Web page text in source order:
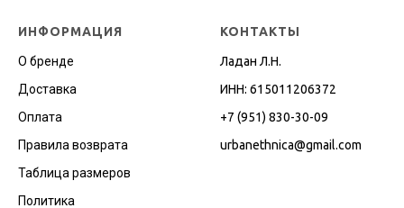
ИНФОРМАЦИЯ
О бренде
Доставка
Оплата
Правила возврата
Таблица размеров
Политика
КОНТАКТЫ
Ладан Л.Н.
ИНН: 615011206372
+7 (951) 830-30-09
urbanethnica@gmail.com